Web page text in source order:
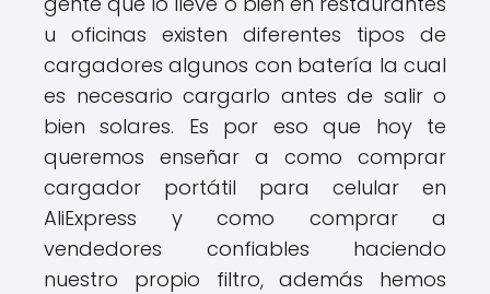
u oficinas existen diferentes tipos de
cargadores algunos con batería la cual
es necesario cargarlo antes de salir o
bien solares. Es por eso que hoy te
queremos enseñar a como comprar
cargador portátil para celular en
AliExpress y como comprar a
vendedores confiables haciendo
nuestro propio filtro, además hemos